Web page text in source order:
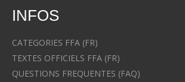
INFOS
CATEGORIES FFA (FR)
TEXTES OFFICIELS FFA (FR)
QUESTIONS FREQUENTES (FAQ)